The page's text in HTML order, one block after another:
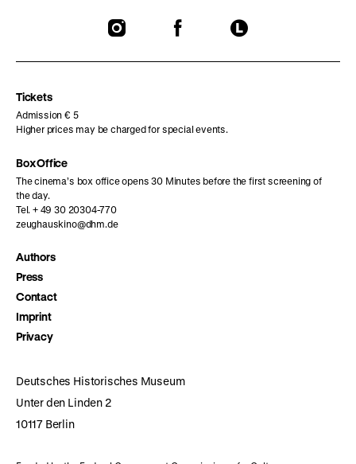
To
To
To
Tickets
Admission € 5
Higher prices may be charged for special events.
Box Office
The cinema’s box office opens 30 Minutes before the first screening of
the day.
Tel. + 49 30 20304-770
zeughauskino@dhm.de
Authors
Press
Contact
Imprint
Privacy
Deutsches Historisches Museum
Unter den Linden 2
10117 Berlin